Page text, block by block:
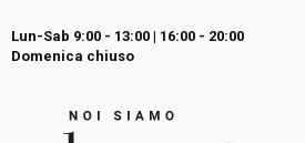
Lun-Sab 9:00 - 13:00 | 16:00 - 20:00
Domenica chiuso